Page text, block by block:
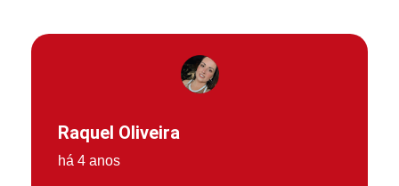
Raquel Oliveira
há 4 anos